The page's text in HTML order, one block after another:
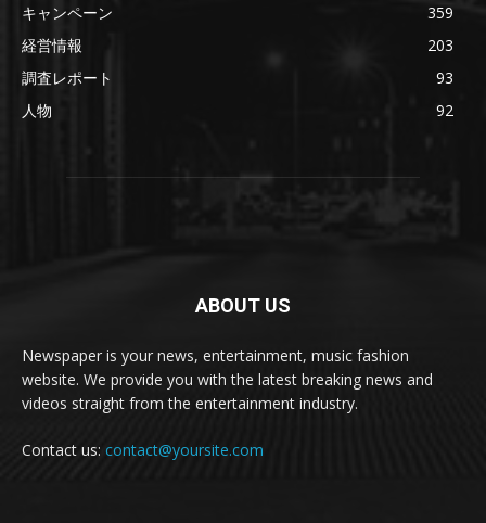
キャンペーン
359
経営情報
203
調査レポート
93
人物
92
ABOUT US
Newspaper is your news, entertainment, music fashion
website. We provide you with the latest breaking news and
videos straight from the entertainment industry.
Contact us: contact@yoursite.com